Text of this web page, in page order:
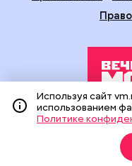
Издание создано при
средств массовой
На сайте применяются
(информационные
Используя сайт
использованием
Политике